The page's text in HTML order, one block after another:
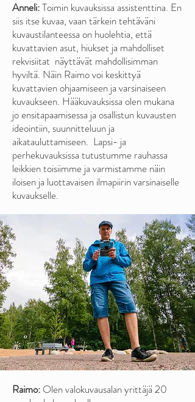
Anneli:Toimin kuvauksissa assistenttina. En
siis itse kuvaa, vaan tärkein tehtäväni
kuvaustilanteessa on huolehtia, että
kuvattavien asut, hiukset ja mahdolliset
rekvisiitat näyttävät mahdollisimman
hyviltä. Näin Raimo voi keskittyä
kuvattavien ohjaamiseen ja varsinaiseen
kuvaukseen. Hääkuvauksissa olen mukana
jo ensitapaamisessa ja osallistun kuvausten
ideointiin, suunnitteluun ja
aikatauluttamiseen. Lapsi- ja
perhekuvauksissa tutustumme rauhassa
leikkien toisiimme ja varmistamme näin
iloisen ja luottavaisen ilmapiirin varsinaiselle
kuvaukselle.
Raimo: Olen valokuvausalan yrittäjä 20